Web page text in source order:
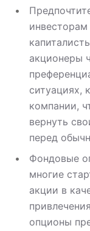
акционеры
ситуациях,
компании,
вернуть
перед
Фондовые
многие
акции в
опционы